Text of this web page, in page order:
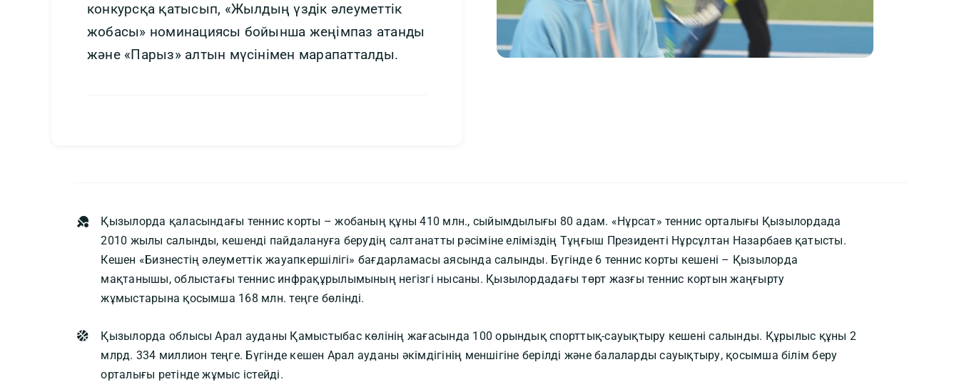
конкурсқа қатысып, «Жылдың үздік әлеуметтік
жобасы» номинациясы бойынша жеңімпаз атанды
және «Парыз» алтын мүсінімен марапатталды.
Қызылорда қаласындағы теннис корты – жобаның құны 410 млн., сыйымдылығы 80 адам. «Нұрсат» теннис орталығы Қызылордада
2010 жылы салынды, кешенді пайдалануға берудің салтанатты рәсіміне еліміздің Тұңғыш Президенті Нұрсұлтан Назарбаев қатысты.
Кешен «Бизнестің әлеуметтік жауапкершілігі» бағдарламасы аясында салынды. Бүгінде 6 теннис корты кешені – Қызылорда
мақтанышы, облыстағы теннис инфрақұрылымының негізгі нысаны. Қызылордадағы төрт жазғы теннис кортын жаңғырту
жұмыстарына қосымша 168 млн. теңге бөлінді.
Қызылорда облысы Арал ауданы Қамыстыбас көлінің жағасында 100 орындық спорттық-сауықтыру кешені салынды. Құрылыс құны 2
млрд. 334 миллион теңге. Бүгінде кешен Арал ауданы әкімдігінің меншігіне берілді және балаларды сауықтыру, қосымша білім беру
орталығы ретінде жұмыс істейді.